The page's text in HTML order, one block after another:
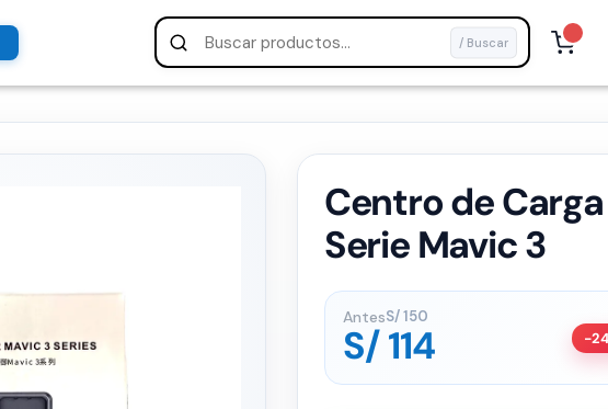
/ Buscar
Centro de Carga
Serie Mavic 3
AntesS/150
S/114 -